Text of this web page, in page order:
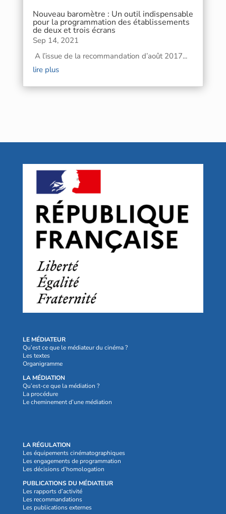
Nouveau baromètre : Un outil indispensable
pour la programmation des établissements
de deux et trois écrans
Sep 14, 2021
A l’issue de la recommandation d’août 2017...
lire plus
LE MÉDIATEUR
Qu’est ce que le médiateur du cinéma ?
Les textes
Organigramme
LA MÉDIATION
Qu’est-ce que la médiation ?
La procédure
Le cheminement d’une médiation
LA RÉGULATION
Les équipements cinématographiques
Les engagements de programmation
Les décisions d’homologation
PUBLICATIONS DU MÉDIATEUR
Les rapports d’activité
Les recommandations
Les publications externes